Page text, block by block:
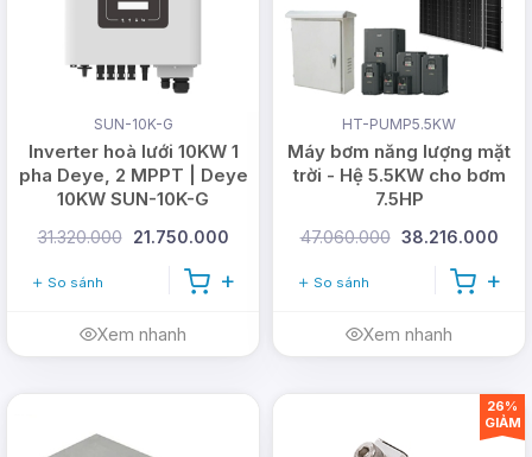
SUN-10K-G
Inverter hoà lưới 10KW 1
pha Deye, 2 MPPT | Deye
10KW SUN-10K-G
31.320.000 21.750.000
So sánh
Xem nhanh
HT-PUMP5.5KW
Máy bơm năng lượng mặt
trời - Hệ 5.5KW cho bơm
7.5HP
47.060.000 38.216.000
So sánh
Xem nhanh
26%
GIẢM